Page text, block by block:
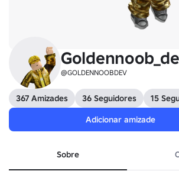
@GOLDENNOOBDEV
367 Amizades 36 Seguidores
15
Adicionar amizade
Sobre